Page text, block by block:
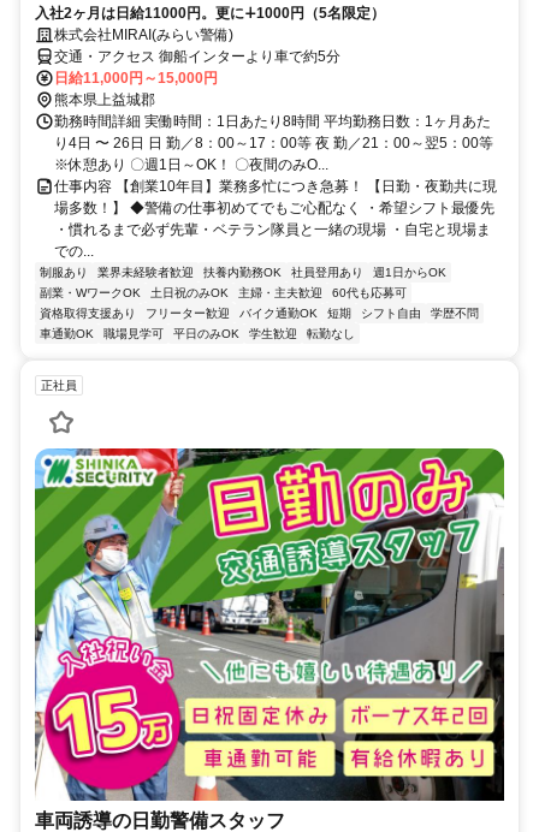
入社2ヶ月は日給11000円。更に∔1000円（5名限定）
株式会社MIRAI(みらい警備)
交通・アクセス 御船インターより車で約5分
日給11,000円～15,000円
熊本県上益城郡
勤務時間詳細 実働時間：1日あたり8時間 平均勤務日数：1ヶ月あた
り4日 〜 26日 日 勤／8：00～17：00等 夜 勤／21：00～翌5：00等
※休憩あり 〇週1日～OK！ 〇夜間のみO...
仕事内容 【創業10年目】業務多忙につき急募！ 【日勤・夜勤共に現
場多数！】 ◆警備の仕事初めてでもご心配なく ・希望シフト最優先
・慣れるまで必ず先輩・ベテラン隊員と一緒の現場 ・自宅と現場ま
での...
制服あり 業界未経験者歓迎 扶養内勤務OK 社員登用あり
週1日からOK
副業・WワークOK
土日祝のみOK 主婦・主夫歓迎
60代も応募可
資格取得支援あり
フリーター歓迎 バイク通勤OK 短期 シフト自由
学歴不問
車通勤OK
職場見学可 平日のみOK 学生歓迎 転勤なし
正社員
車両誘導の日勤警備スタッフ